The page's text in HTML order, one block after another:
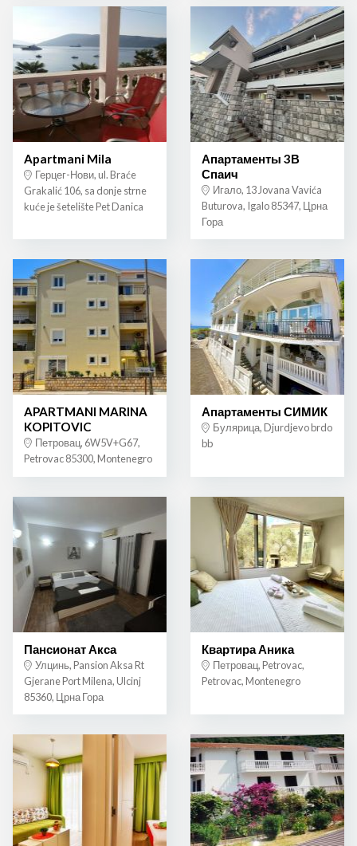
Apartmani Mila
Герцег-Нови, ul. Braće
Grakalić 106, sa donje strne
kuće je šetelište Pet Danica
Апартаменты 3В
Спаич
Игало, 13 Jovana Vavića
Buturova, Igalo 85347, Црна
Гора
APARTMANI MARINA
KOPITOVIC
Петровац, 6W5V+G67,
Petrovac 85300, Montenegro
Апартаменты СИМИК
Булярица, Djurdjevo brdo
bb
Пансионат Акса
Улцинь, Pansion Aksa Rt
Gjerane Port Milena, Ulcinj
85360, Црна Гора
Квартира Аника
Петровац, Petrovac,
Petrovac, Montenegro